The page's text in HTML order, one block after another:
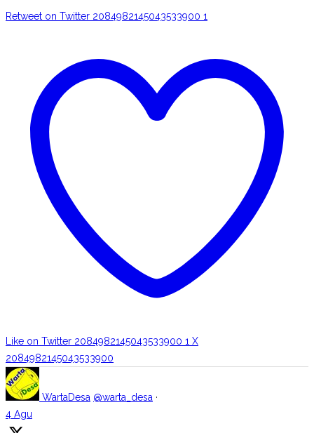
Retweet on Twitter 2084982145043533900 1
Like on Twitter 2084982145043533900 1 X
2084982145043533900
WartaDesa @warta_desa ·
4 Agu